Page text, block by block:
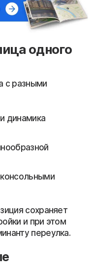
одного
с разными
динамика
сохраняет
и при этом
переулка.